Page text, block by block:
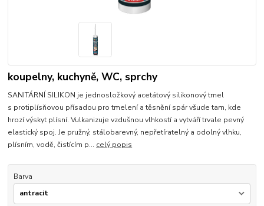
koupelny, kuchyně, WC, sprchy
SANITÁRNÍ SILIKON je jednosložkový acetátový silikonový tmel
s protiplísňovou přísadou pro tmelení a těsnění spár všude tam, kde
hrozí výskyt plísní. Vulkanizuje vzdušnou vlhkostí a vytváří trvale pevný
elastický spoj. Je pružný, stálobarevný, nepřetíratelný a odolný vlhku,
plísním, vodě, čistícím p... celý popis
Barva